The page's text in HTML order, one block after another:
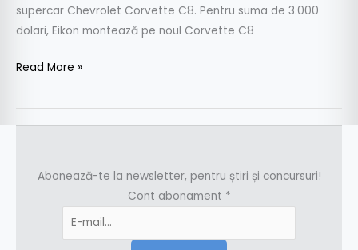
supercar Chevrolet Corvette C8. Pentru suma de 3.000
dolari, Eikon montează pe noul Corvette C8
Read More »
Abonează-te la newsletter, pentru știri și concursuri!
Cont abonament *